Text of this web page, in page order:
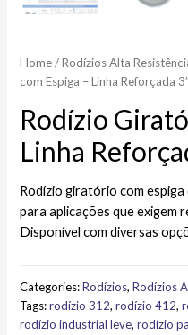
Home/Rodízios Alta
com Espiga – Linha Reforçada
Rodízio
Linha
Rodízio giratório com espiga
para aplicações que exigem
Disponível com diversas
Categories:Rodízios,Rodízios
Tags:rodízio 312,rodízio 412,
rodízio industrial leve,rodízio